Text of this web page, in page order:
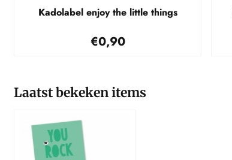
Kadolabel enjoy the little things
Prijs: 0,90
€0,90
Laatst bekeken items